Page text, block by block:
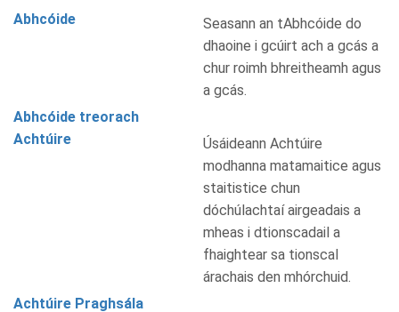
Abhcóide
Seasann an tAbhcóide do
dhaoine i gcúirt ach a gcás a
chur roimh bhreitheamh agus
a gcás.
Abhcóide treorach
Achtúire
Úsáideann Achtúire
modhanna matamaitice agus
staitistice chun
dóchúlachtaí airgeadais a
mheas i dtionscadail a
fhaightear sa tionscal
árachais den mhórchuid.
Achtúire Praghsála